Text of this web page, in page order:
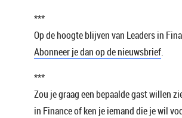
***
Op de hoogte blijven van Leaders in
Abonneer je dan op de nieuwsbrief.
***
Zou je graag een bepaalde gast willen
in Finance of ken je iemand die je wil